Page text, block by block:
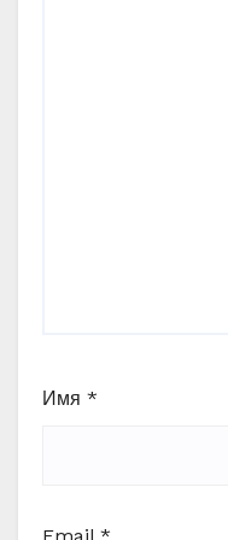
Имя *